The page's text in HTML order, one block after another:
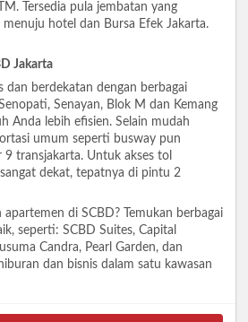
Tersedia pula jembatan yang
menuju hotel dan Bursa Efek Jakarta.
Jakarta
dan berdekatan dengan berbagai
Senayan, Blok M dan Kemang
Anda lebih efisien. Selain mudah
umum seperti busway pun
transjakarta. Untuk akses tol
dekat, tepatnya di pintu 2
apartemen di SCBD? Temukan berbagai
seperti: SCBD Suites, Capital
Candra, Pearl Garden, dan
dan bisnis dalam satu kawasan